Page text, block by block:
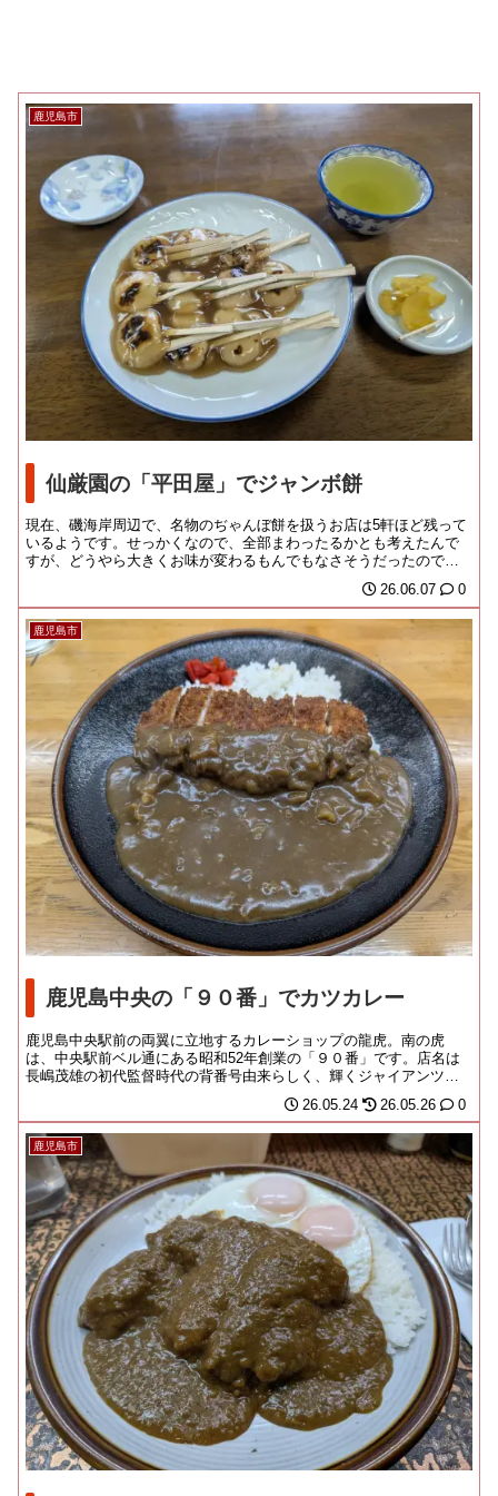
鹿児島市
仙厳園の「平田屋」でジャンボ餅
現在、磯海岸周辺で、名物のぢゃんぼ餅を扱うお店は5軒ほど残って
いるようです。せっかくなので、全部まわったるかとも考えたんで
すが、どうやら大きくお味が変わるもんでもなさそうだったので、
26.06.07 0
鹿児島市
鹿児島中央の「９０番」でカツカレー
鹿児島中央駅前の両翼に立地するカレーショップの龍虎。南の虎
は、中央駅前ベル通にある昭和52年創業の「９０番」です。店名は
長嶋茂雄の初代監督時代の背番号由来らしく、輝くジャイアンツオ
26.05.24 26.05.26 0
鹿児島市